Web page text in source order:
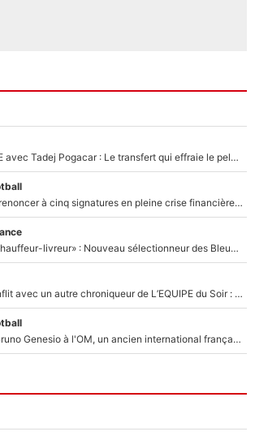
Paul Seixas chez UAE avec Tadej Pogacar : Le transfert qui effraie le peloton, «c’est la pire des choses qui puisse arriver»
Grégory Lorenzi doit renoncer à cinq signatures en pleine crise financière : L’IA propose sept noms à l’OM pour un mercato réussi... à seulement 5M€ !
«Plus grand, je ferai chauffeur-livreur» : Nouveau sélectionneur des Bleus, Zinédine Zidane s’était imaginé un avenir très différent lorsqu'il était enfant
Johan Micoud en conflit avec un autre chroniqueur de L’EQUIPE du Soir : «Pendant un moment, je ne les ai pas remis ensemble dans l'émission»
Proche de rejoindre Bruno Genesio à l'OM, un ancien international français va finalement débarquer... sur RMC !